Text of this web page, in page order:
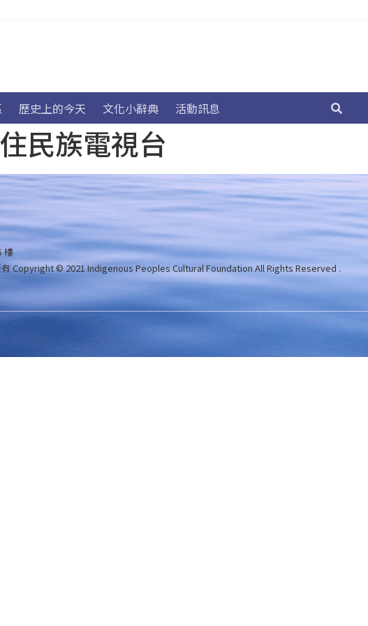
歷史上的今天 文化小辭典 活動訊息
民族電視台
樓
有Copyright © 2021 Indigenous Peoples Cultural Foundation All Rights Reserved .